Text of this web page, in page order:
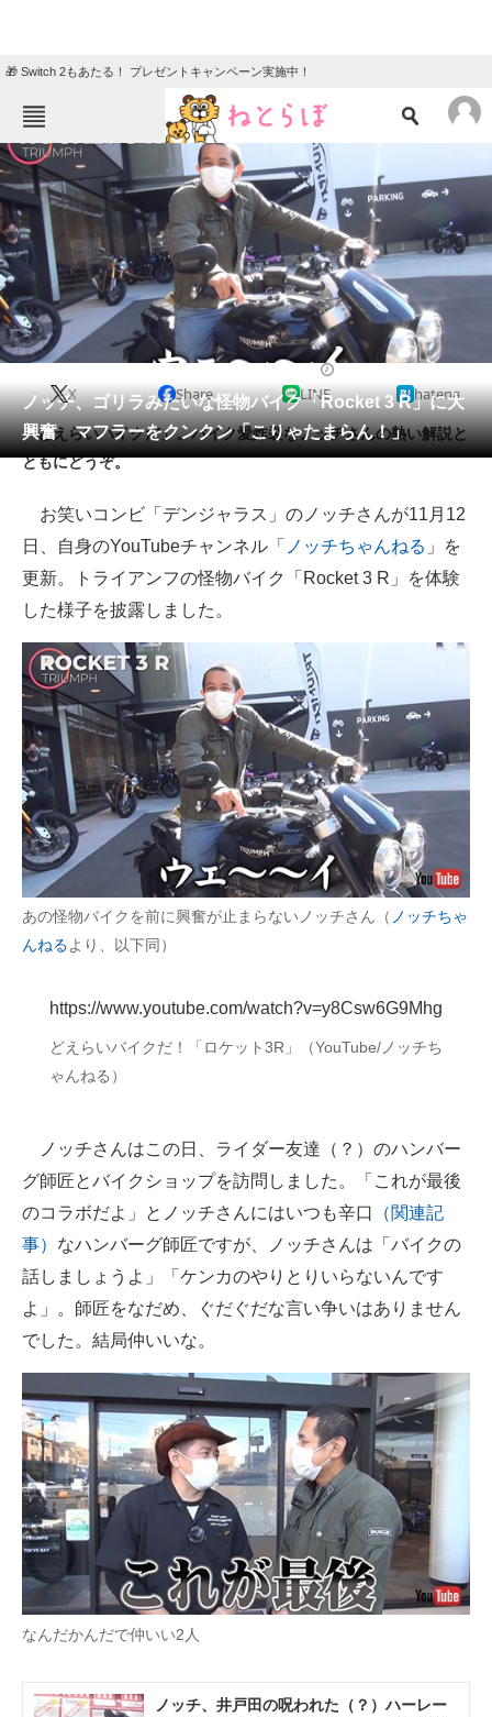
🎁 Switch 2もあたる！ プレゼントキャンペーン実施中！
ねとらぼメニュー
TOP ニュース
エンタメ クイズ
グルメ 地域
住まい 教育・育児
動物 リサーチ
会員記事
メディア
ITの今と未来を見通す
スマホと通信の最新トレンド
好きが集まる 比べて選べる
ビジネスと働き方のヒント
AI活用のいまが分かる
企業ITのトレンドを詳説
経営リーダーのコミュニティ
マーケ×ITの今がよく分かる
企業向けIT製品の総合サイト
IT製品の技術・比較・事例
モノづくり技術者専門サイト
エレクトロニクス専門サイト
電子設計の基本と応用
建設×テクノロジーの最前線
ちょっと気になるネットの話題
ノッチ、ゴリラみたいな怪物バイク「Rocket 3 R」に大
興奮 マフラーをクンクン「こりゃたまらん！」
X Share LINE hatena
「どえらいバイクだ」。バイク愛炸裂なノッチさんの熱い解説と
ともにどうぞ。
お笑いコンビ「デンジャラス」のノッチさんが11月12
日、自身のYouTubeチャンネル「 ノッチちゃんねる 」を
更新。トライアンフの怪物バイク「Rocket 3 R」を体験
した様子を披露しました。
あの怪物バイクを前に興奮が止まらないノッチさん（ ノッチちゃ
んねるより、以下同）
https://www.youtube.com/watch?v=y8Csw6G9Mhg
どえらいバイクだ！「ロケット3R」（YouTube/ノッチち
ゃんねる）
ノッチさんはこの日、ライダー友達（？）のハンバー
グ師匠とバイクショップを訪問しました。「これが最後
のコラボだよ」とノッチさんにはいつも辛口
（関連記
事） なハンバーグ師匠ですが、ノッチさんは「バイクの
話しましょうよ」「ケンカのやりとりいらないんです
よ」。師匠をなだめ、ぐだぐだな言い争いはありません
でした。結局仲いいな。
なんだかんだで仲いい2人
ノッチ、井戸田の呪われた（？）ハーレー